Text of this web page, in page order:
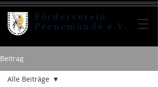
Förderverein
Peenemünde e.V.
Beitrag
Alle Beiträge